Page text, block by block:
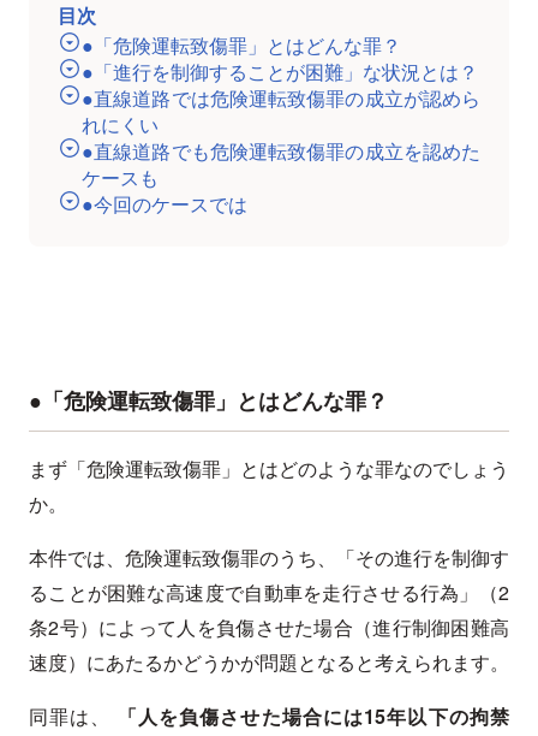
目次
●「危険運転致傷罪」とはどんな罪？
●「進行を制御することが困難」な状況とは？
●直線道路では危険運転致傷罪の成立が認めら
れにくい
●直線道路でも危険運転致傷罪の成立を認めた
ケースも
●今回のケースでは
●「危険運転致傷罪」とはどんな罪？
まず「危険運転致傷罪」とはどのような罪なのでしょう
か。
本件では、危険運転致傷罪のうち、「その進行を制御す
ることが困難な高速度で自動車を走行させる行為」（2
条2号）によって人を負傷させた場合（進行制御困難高
速度）にあたるかどうかが問題となると考えられます。
同罪は、
「人を負傷させた場合には15年以下の拘禁